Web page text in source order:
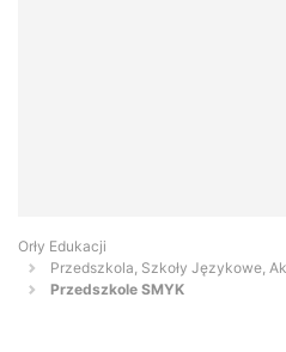
Orły Edukacji
Przedszkola, Szkoły Językowe,
Przedszkole SMYK